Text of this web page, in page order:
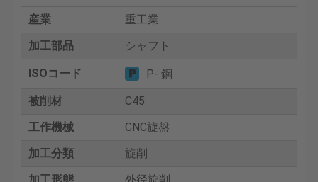
産業
重工業
加工部品
シャフト
ISOコード
P- 鋼
被削材
C45
工作機械
CNC旋盤
加工分類
旋削
加工形態
外径旋削